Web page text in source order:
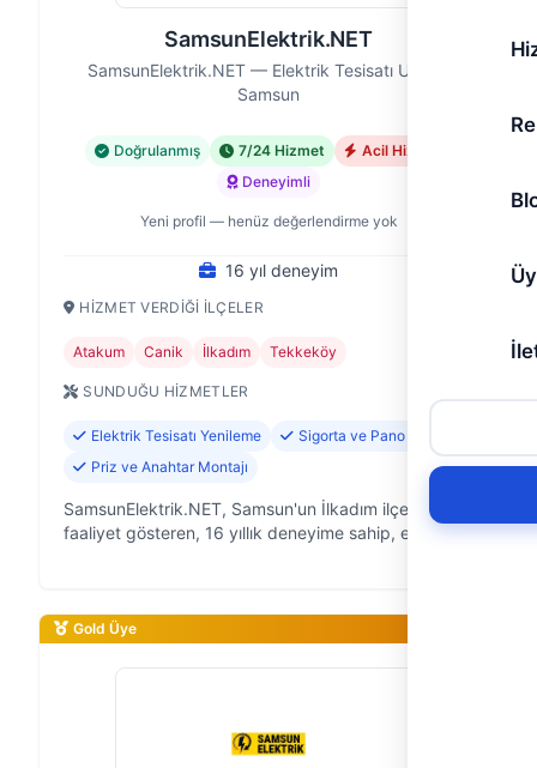
SamsunElektrik.NET
SamsunElektrik.NET — Elektrik Tesisatı Ustası,
Samsun
Doğrulanmış 7/24 Hizmet
Acil Hizmet
Deneyimli
Yeni profil — henüz değerlendirme yok
16 yıl deneyim
HIZMET VERDIĞI İLÇELER
Atakum Canik İlkadım Tekkeköy
SUNDUĞU HIZMETLER
Elektrik Tesisatı Yenileme
Sigorta ve Pano Tamiri
Priz ve Anahtar Montajı
SamsunElektrik.NET, Samsun'un İlkadım ilçesinde
faaliyet gösteren, 16 yıllık deneyime sahip, elektrik
Gold Üye